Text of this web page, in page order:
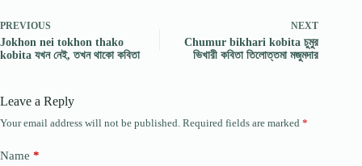
PREVIOUS
Jokhon nei tokhon thako
kobita যখন নেই, তখন থাকো কবিতা
NEXT
Chumur bikhari kobita চুমুর
ভিখারী কবিতা তিলোত্তমা মজুমদার
Leave a Reply
Your email address will not be published. Required fields are marked *
Name *